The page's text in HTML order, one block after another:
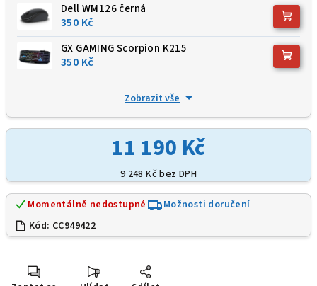
Dell WM126 černá
350 Kč
GX GAMING Scorpion K215
350 Kč
Zobrazit vše
11 190 Kč
9 248 Kčbez DPH
Momentálně nedostupné
Možnosti doručení
Kód: CC949422